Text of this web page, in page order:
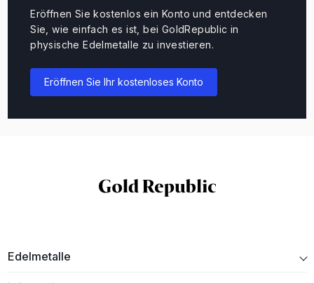
Eröffnen Sie kostenlos ein Konto und entdecken
Sie, wie einfach es ist, bei GoldRepublic in
physische Edelmetalle zu investieren.
Eröffnen Sie Ihr kostenloses Konto
Edelmetalle